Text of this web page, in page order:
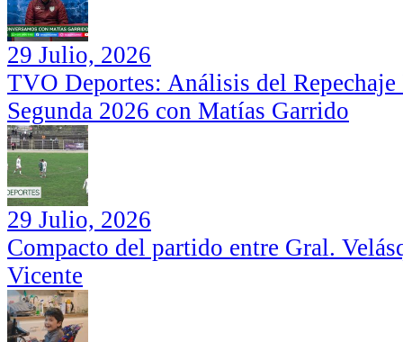
29 Julio, 2026
TVO Deportes: Análisis del
Segunda 2026 con Matías Garrido
29 Julio, 2026
Compacto del partido entre Gral.
Vicente